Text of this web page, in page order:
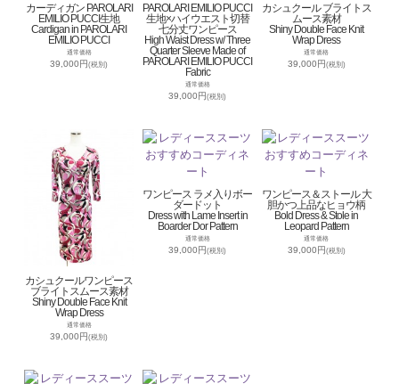
カーディガン PAROLARI
EMILIO PUCCI生地
Cardigan in PAROLARI
EMILIO PUCCI
通常価格
39,000円(税別)
PAROLARI EMILIO PUCCI
生地×ハイウエスト切替
七分丈ワンピース
High Waist Dress w/ Three
Quarter Sleeve Made of
PAROLARI EMILIO PUCCI
Fabric
通常価格
39,000円(税別)
カシュクール ブライトス
ムース素材
Shiny Double Face Knit
Wrap Dress
通常価格
39,000円(税別)
カシュクールワンピース
ブライトスムース素材
Shiny Double Face Knit
Wrap Dress
通常価格
39,000円(税別)
ワンピース ラメ入りボー
ダードット
Dress with Lame Insert in
Boarder Dor Pattern
通常価格
39,000円(税別)
ワンピース＆ストール 大
胆かつ上品なヒョウ柄
Bold Dress & Stole in
Leopard Pattern
通常価格
39,000円 (税別)